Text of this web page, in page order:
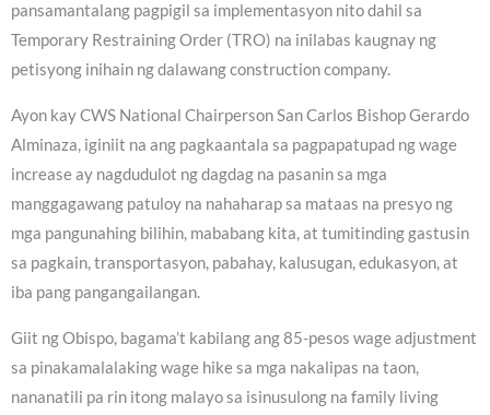
pansamantalang pagpigil sa implementasyon nito dahil sa
Temporary Restraining Order (TRO) na inilabas kaugnay ng
petisyong inihain ng dalawang construction company.
Ayon kay CWS National Chairperson San Carlos Bishop Gerardo
Alminaza, iginiit na ang pagkaantala sa pagpapatupad ng wage
increase ay nagdudulot ng dagdag na pasanin sa mga
manggagawang patuloy na nahaharap sa mataas na presyo ng
mga pangunahing bilihin, mababang kita, at tumitinding gastusin
sa pagkain, transportasyon, pabahay, kalusugan, edukasyon, at
iba pang pangangailangan.
Giit ng Obispo, bagama’t kabilang ang 85-pesos wage adjustment
sa pinakamalalaking wage hike sa mga nakalipas na taon,
nananatili pa rin itong malayo sa isinusulong na family living